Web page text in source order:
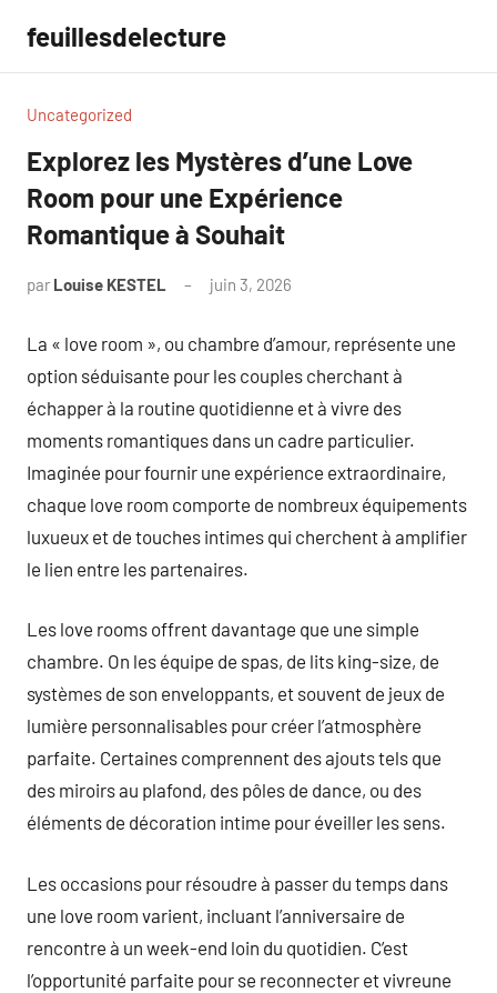
contenu
feuillesdelecture
Uncategorized
Explorez les Mystères d’une Love
Room pour une Expérience
Romantique à Souhait
par Louise KESTEL juin 3, 2026
La « love room », ou chambre d’amour, représente une
option séduisante pour les couples cherchant à
échapper à la routine quotidienne et à vivre des
moments romantiques dans un cadre particulier.
Imaginée pour fournir une expérience extraordinaire,
chaque love room comporte de nombreux équipements
luxueux et de touches intimes qui cherchent à amplifier
le lien entre les partenaires.
Les love rooms offrent davantage que une simple
chambre. On les équipe de spas, de lits king-size, de
systèmes de son enveloppants, et souvent de jeux de
lumière personnalisables pour créer l’atmosphère
parfaite. Certaines comprennent des ajouts tels que
des miroirs au plafond, des pôles de dance, ou des
éléments de décoration intime pour éveiller les sens.
Les occasions pour résoudre à passer du temps dans
une love room varient, incluant l’anniversaire de
rencontre à un week-end loin du quotidien. C’est
l’opportunité parfaite pour se reconnecter et vivreune